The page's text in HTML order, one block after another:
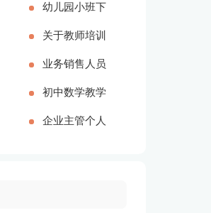
字)
(全文共17053
字)
实习工作总结
4篇(全文共
11591字)
幼儿园小班下
学期班务总结
(全文共8255
字)
关于教师培训
总结范文锦集
八篇(全文共
11826字)
业务销售人员
工作总结(全
文共15068字)
初中数学教学
个人工作总结
企业主管个人